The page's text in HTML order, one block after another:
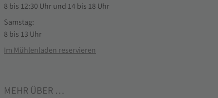
8 bis 12:30 Uhr und 14 bis 18 Uhr
Samstag:
8 bis 13 Uhr
Im Mühlenladen reservieren
MEHR ÜBER …